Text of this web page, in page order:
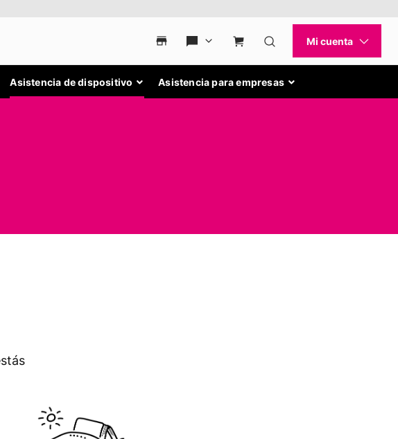
Asistencia de dispositivo Asistencia para empresas